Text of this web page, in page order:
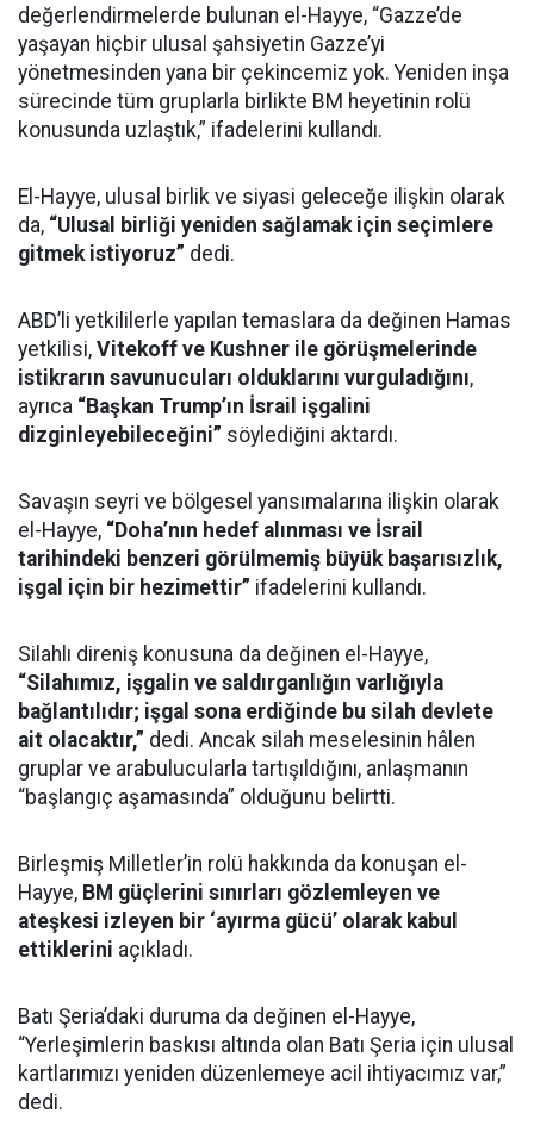
değerlendirmelerde bulunan el-Hayye, “Gazze’de
yaşayan hiçbir ulusal şahsiyetin Gazze’yi
yönetmesinden yana bir çekincemiz yok. Yeniden inşa
sürecinde tüm gruplarla birlikte BM heyetinin rolü
konusunda uzlaştık,” ifadelerini kullandı.
El-Hayye, ulusal birlik ve siyasi geleceğe ilişkin olarak
da, “Ulusal birliği yeniden sağlamak için seçimlere
gitmek istiyoruz” dedi.
ABD’li yetkililerle yapılan temaslara da değinen Hamas
yetkilisi, Vitekoff ve Kushner ile görüşmelerinde
istikrarın savunucuları olduklarını vurguladığını,
ayrıca “Başkan Trump’ın İsrail işgalini
dizginleyebileceğini” söylediğini aktardı.
Savaşın seyri ve bölgesel yansımalarına ilişkin olarak
el-Hayye, “Doha’nın hedef alınması ve İsrail
tarihindeki benzeri görülmemiş büyük başarısızlık,
işgal için bir hezimettir” ifadelerini kullandı.
Silahlı direniş konusuna da değinen el-Hayye,
“Silahımız, işgalin ve saldırganlığın varlığıyla
bağlantılıdır; işgal sona erdiğinde bu silah devlete
ait olacaktır,” dedi. Ancak silah meselesinin hâlen
gruplar ve arabulucularla tartışıldığını, anlaşmanın
“başlangıç aşamasında” olduğunu belirtti.
Birleşmiş Milletler’in rolü hakkında da konuşan el-
Hayye, BM güçlerini sınırları gözlemleyen ve
ateşkesi izleyen bir ‘ayırma gücü’ olarak kabul
ettiklerini açıkladı.
Batı Şeria’daki duruma da değinen el-Hayye,
“Yerleşimlerin baskısı altında olan Batı Şeria için ulusal
kartlarımızı yeniden düzenlemeye acil ihtiyacımız var,”
dedi.